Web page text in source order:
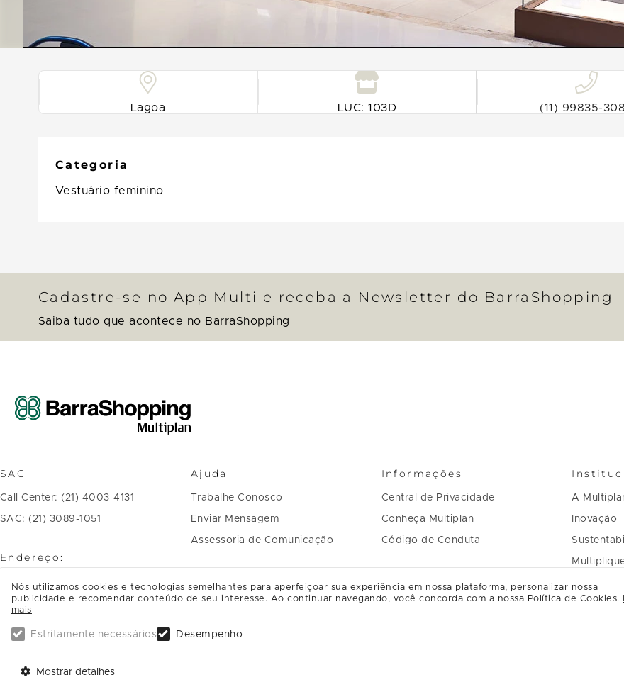
Lagoa LUC: 103D (11) 99835-
Categoria
Vestuário feminino
Cadastre-se no App Multi e receba a Newsletter do BarraShopping
Saiba tudo que acontece no BarraShopping
SAC
Call Center: (21) 4003-4131
SAC: (21) 3089-1051
Endereço:
Avenida das Américas, 4.666 Barra
da Tijuca
CEP: 22640-102, Rio de Janeiro - RJ
SAIBA COMO CHEGAR
Ajuda
Trabalhe Conosco
Enviar Mensagem
Assessoria de Comunicação
Informações
Central de Privacidade
Conheça Multiplan
Código de Conduta
A
Inovação
Nós utilizamos cookies e tecnologias semelhantes para aperfeiçoar sua experiência em nossa plataforma, personalizar nossa
publicidade e recomendar conteúdo de seu interesse. Ao continuar navegando, você concorda com a nossa Política de Cookies.
mais
Estritamente necessários Desempenho
Mostrar detalhes